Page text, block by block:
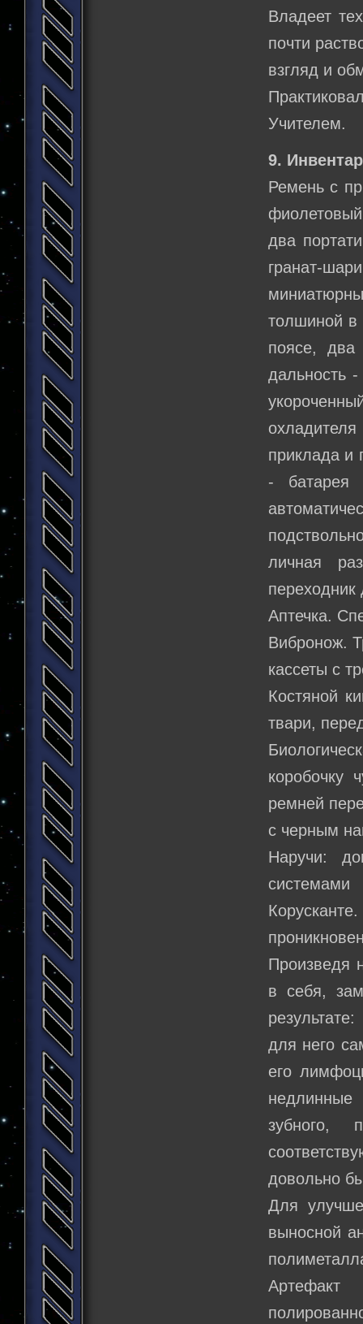
Владеет
почти
взгляд и
Учителем.
9.
Ремень с
два
гранат-
толшиной в
поясе, два
дальность
приклада и
- батарея
личная
переходник
Аптечка.
Вибронож.
кассеты с
Костяной
твари,
коробочку
ремней
с черным
Наручи:
системами
Произведя
в себя,
для него
его
зубного,
довольно
Для
выносной
Артефакт